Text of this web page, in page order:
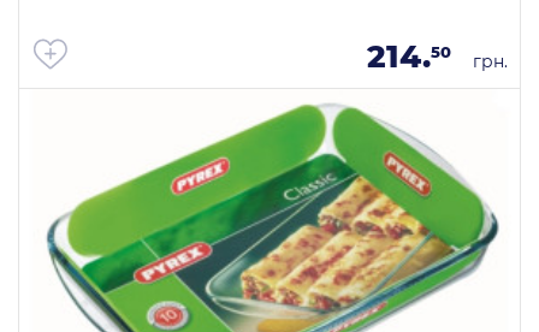
214.50 грн.